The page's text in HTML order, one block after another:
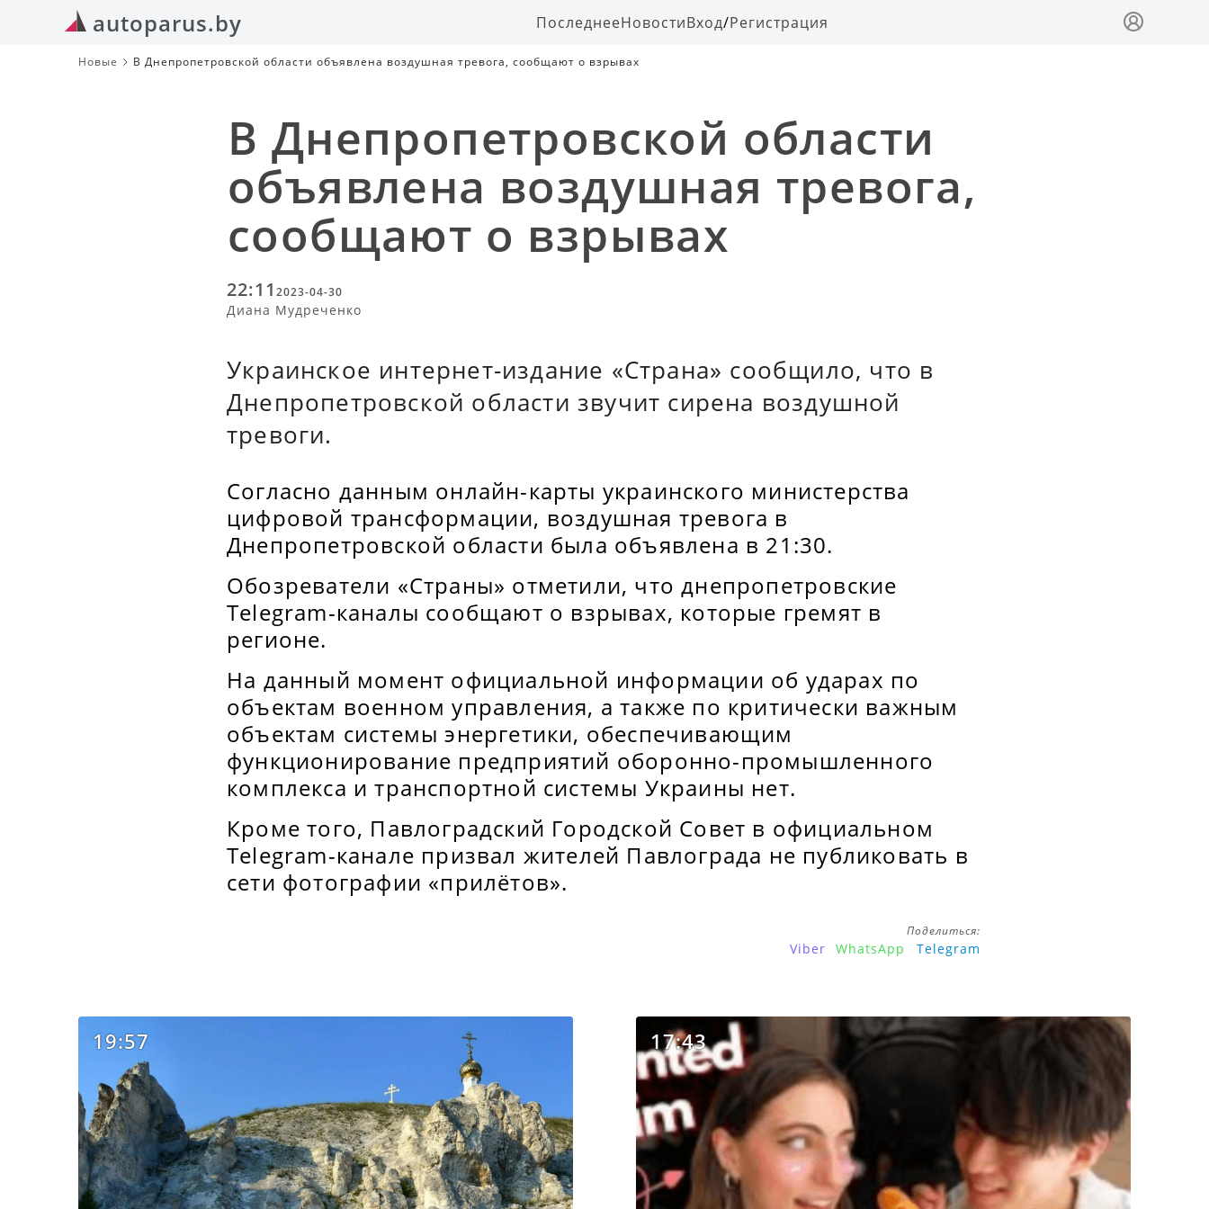
autoparus.by ПоследнееНовостиВход/Регистрация
Новые В Днепропетровской области объявлена воздушная тревога, сообщают о взрывах
В Днепропетровской области
объявлена воздушная тревога,
сообщают о взрывах
22:11 2023-04-30
Диана Мудреченко
Украинское интернет-издание «Страна» сообщило, что в
Днепропетровской области звучит сирена воздушной
тревоги.
Согласно данным онлайн-карты украинского министерства
цифровой трансформации, воздушная тревога в
Днепропетровской области была объявлена в 21:30.
Обозреватели «Страны» отметили, что днепропетровские
Telegram-каналы сообщают о взрывах, которые гремят в
регионе.
На данный момент официальной информации об ударах по
объектам военном управления, а также по критически важным
объектам системы энергетики, обеспечивающим
функционирование предприятий оборонно-промышленного
комплекса и транспортной системы Украины нет.
Кроме того, Павлоградский Городской Совет в официальном
Telegram-канале призвал жителей Павлограда не публиковать в
сети фотографии «прилётов».
Поделиться:
Viber WhatsApp Telegram
19:57 17:43